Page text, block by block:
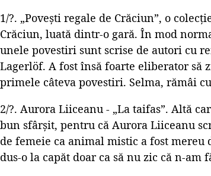
1/?. „Povești regale de Crăciun”, o
Crăciun, luată dintr-o gară. În mod
unele povestiri sunt scrise de autori cu
Lagerlöf. A fost însă foarte eliberator să
primele câteva povestiri. Selma, rămâi
2/?. Aurora Liiceanu - „La taifas”. Altă
bun sfârșit, pentru că Aurora Liiceanu
de femeie ca animal mistic a fost mereu
dus-o la capăt doar ca să nu zic că n-am